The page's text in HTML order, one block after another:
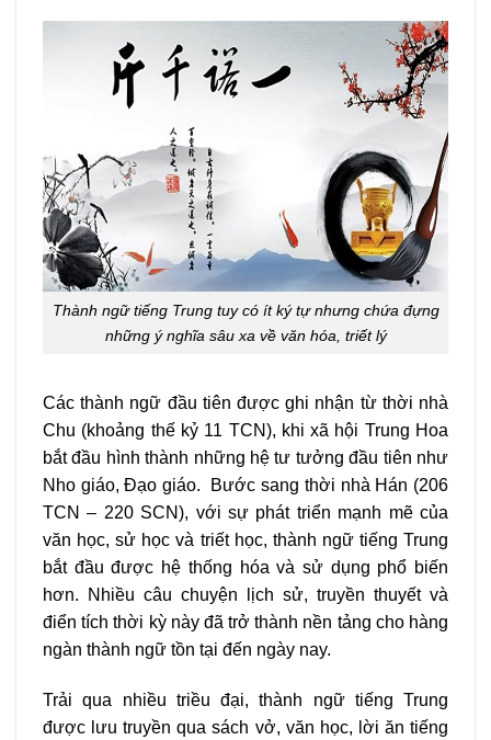
Thành ngữ tiếng Trung tuy có ít ký tự nhưng chứa đựng
những ý nghĩa sâu xa về văn hóa, triết lý
Các thành ngữ đầu tiên được ghi nhận từ thời nhà
Chu (khoảng thế kỷ 11 TCN), khi xã hội Trung Hoa
bắt đầu hình thành những hệ tư tưởng đầu tiên như
Nho giáo, Đạo giáo. Bước sang thời nhà Hán (206
TCN – 220 SCN), với sự phát triển mạnh mẽ của
văn học, sử học và triết học, thành ngữ tiếng Trung
bắt đầu được hệ thống hóa và sử dụng phổ biến
hơn. Nhiều câu chuyện lịch sử, truyền thuyết và
điển tích thời kỳ này đã trở thành nền tảng cho hàng
ngàn thành ngữ tồn tại đến ngày nay.
Trải qua nhiều triều đại, thành ngữ tiếng Trung
được lưu truyền qua sách vở, văn học, lời ăn tiếng